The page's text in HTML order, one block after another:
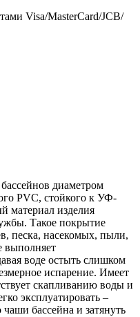
диаметром
PVC, стойкого к УФ-
материал изделия
Такое покрытие
песка, насекомых, пыли,
выполняет
воде остыть слишком
испарение. Имеет
скапливанию воды и
эксплуатировать –
чаши бассейна и затянуть